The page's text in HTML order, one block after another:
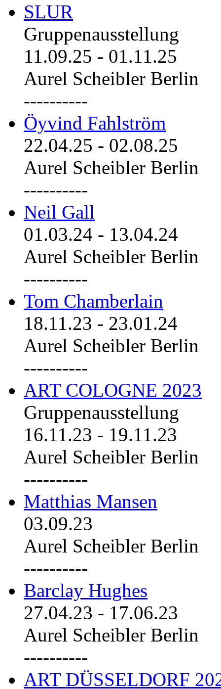
SLUR
Gruppenausstellung
11.09.25 - 01.11.25
Aurel Scheibler Berlin
----------
Öyvind Fahlström
22.04.25 - 02.08.25
Aurel Scheibler Berlin
----------
Neil Gall
01.03.24 - 13.04.24
Aurel Scheibler Berlin
----------
Tom Chamberlain
18.11.23 - 23.01.24
Aurel Scheibler Berlin
----------
ART COLOGNE 2023
Gruppenausstellung
16.11.23 - 19.11.23
Aurel Scheibler Berlin
----------
Matthias Mansen
03.09.23
Aurel Scheibler Berlin
----------
Barclay Hughes
27.04.23 - 17.06.23
Aurel Scheibler Berlin
----------
ART DÜSSELDORF